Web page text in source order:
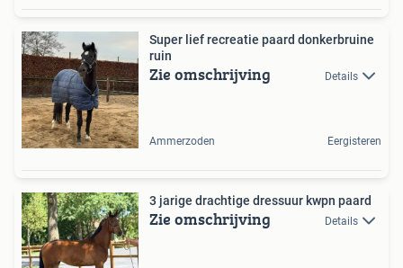
Super lief recreatie paard donkerbruine
ruin
Zie omschrijving Details
Ammerzoden Eergisteren
3 jarige drachtige dressuur kwpn paard
Zie omschrijving Details